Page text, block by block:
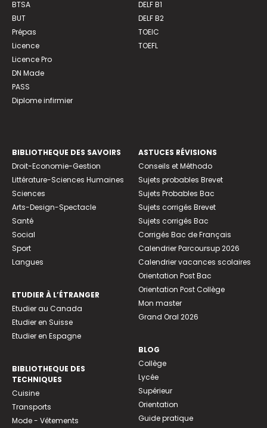
BTSA
BUT
Prépas
Licence
Licence Pro
DN Made
PASS
Diplome infirmier
DELF B1
DELF B2
TOEIC
TOEFL
BIBLIOTHEQUE DES SAVOIRS
Droit-Economie-Gestion
Littérature-Sciences Humaines
Sciences
Arts-Design-Spectacle
Santé
Social
Sport
Langues
ETUDIER À L’ÉTRANGER
Etudier au Canada
Etudier en Suisse
Etudier en Espagne
BIBLIOTHEQUE DES
TECHNIQUES
Cuisine
Transports
Mode - Vêtements
ASTUCES RÉVISIONS
Conseils et Méthodo
Sujets probables Brevet
Sujets Probables Bac
Sujets corrigés Brevet
Sujets corrigés Bac
Corrigés Bac de Français
Calendrier Parcoursup 2026
Calendrier vacances scolaires
Orientation Post Bac
Orientation Post Collège
Mon master
Grand Oral 2026
BLOG
Collège
Lycée
Supérieur
Orientation
Guide pratique